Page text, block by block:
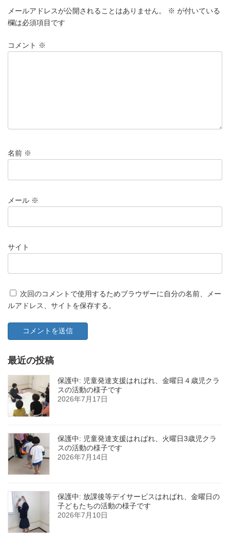
メールアドレスが公開されることはありません。 ※ が付いている
欄は必須項目です
コメント ※
名前 ※
メール ※
サイト
次回のコメントで使用するためブラウザーに自分の名前、メー
ルアドレス、サイトを保存する。
最近の投稿
保護中: 児童発達支援はればれ、金曜日４歳児クラ
スの活動の様子です
2026年7月17日
保護中: 児童発達支援はればれ、火曜日3歳児クラ
スの活動の様子です
2026年7月14日
保護中: 放課後等デイサービスはればれ、金曜日の
子どもたちの活動の様子です
2026年7月10日